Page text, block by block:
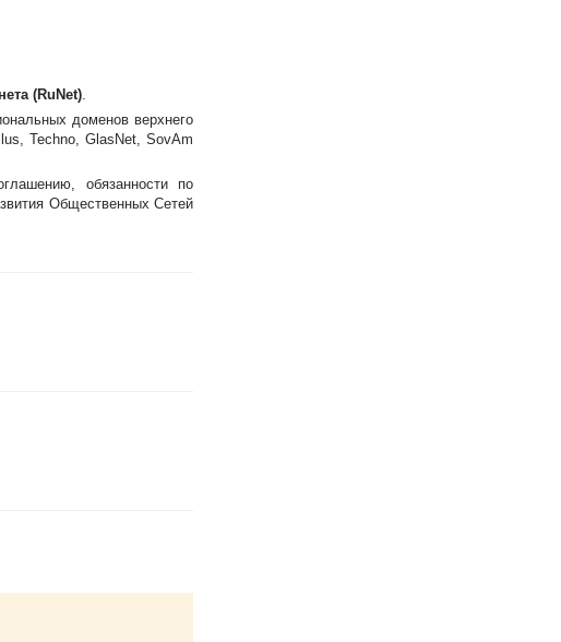
(RuNet).
доменов верхнего
Techno, GlasNet, SovAm
обязанности по
Общественных Сетей